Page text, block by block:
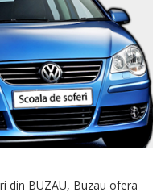
din BUZAU, Buzau ofera